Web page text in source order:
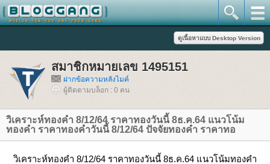
สมาชิกหมายเลข 1495151
ฝากข้อความหลังไมค์
ผู้ติดตามบล็อก : 0 คน
วิเคราะห์ทองคำ 8/12/64 ราคาทองวันนี้ 8ธ.ค.64 แนวโน้ม
ทองคำ ราคาทองคำวันนี้ 8/12/64 ปัจจัยทองคำ ราคาทอ
วิเคราะห์ทองคำ 8/12/64 ราคาทองวันนี้ 8ธ.ค.64 แนวโน้มทองคำ